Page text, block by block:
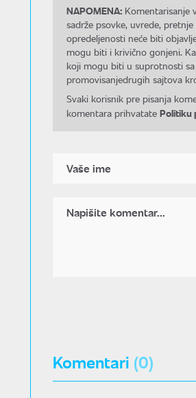
NAPOMENA: Komentarisanje
sadrže psovke, uvrede,
opredeljenosti neće biti
mogu biti i krivično gonjeni.
koji mogu biti u suprotnosti sa
promovisanjedrugih sajtova
Svaki korisnik pre pisanja
komentara prihvatate Politiku
Komentari (0)